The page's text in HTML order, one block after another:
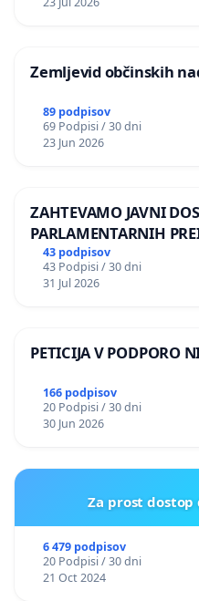
Zemljevid občinskih
89 podpisov
69 Podpisi / 30 dni
23 Jun 2026
ZAHTEVAMO JAVNI
PARLAMENTARNIH
ILEGALNI TRGOVINI Z
43 podpisov
43 Podpisi / 30 dni
31 Jul 2026
PETICIJA V PODPORO
166 podpisov
20 Podpisi / 30 dni
30 Jun 2026
Za prost dostop
6 479 podpisov
20 Podpisi / 30 dni
21 Oct 2024